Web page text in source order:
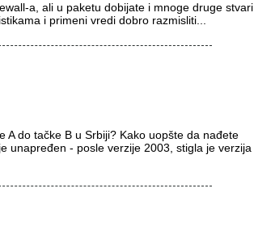
a, ali u paketu dobijate i mnoge druge stvari.
i primeni vredi dobro razmisliti...
A do tačke B u Srbiji? Kako uopšte da nađete
unapređen - posle verzije 2003, stigla je verzija